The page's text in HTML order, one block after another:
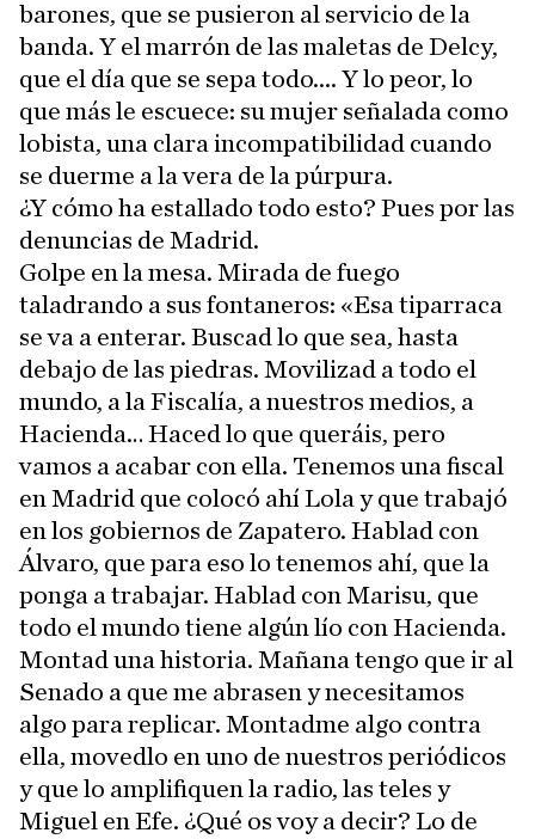
barones, que se pusieron al servicio de la
banda. Y el marrón de las maletas de Delcy,
que el día que se sepa todo.... Y lo peor, lo
que más le escuece: su mujer señalada como
lobista, una clara incompatibilidad cuando
se duerme a la vera de la púrpura.
¿Y cómo ha estallado todo esto? Pues por las
denuncias de Madrid.
Golpe en la mesa. Mirada de fuego
taladrando a sus fontaneros: «Esa tiparraca
se va a enterar. Buscad lo que sea, hasta
debajo de las piedras. Movilizad a todo el
mundo, a la Fiscalía, a nuestros medios, a
Hacienda… Haced lo que queráis, pero
vamos a acabar con ella. Tenemos una fiscal
en Madrid que colocó ahí Lola y que trabajó
en los gobiernos de Zapatero. Hablad con
Álvaro, que para eso lo tenemos ahí, que la
ponga a trabajar. Hablad con Marisu, que
todo el mundo tiene algún lío con Hacienda.
Montad una historia. Mañana tengo que ir al
Senado a que me abrasen y necesitamos
algo para replicar. Montadme algo contra
ella, movedlo en uno de nuestros periódicos
y que lo amplifiquen la radio, las teles y
Miguel en Efe. ¿Qué os voy a decir? Lo de